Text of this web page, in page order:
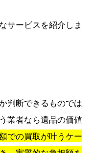
サービスを紹介しま
判断できるものでは
業者なら遺品の価値
での買取が叶うケー